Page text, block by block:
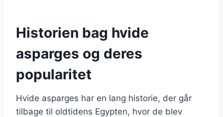
Historien bag hvide
asparges og deres
popularitet
Hvide asparges har en lang historie, der går
tilbage til oldtidens Egypten, hvor de blev